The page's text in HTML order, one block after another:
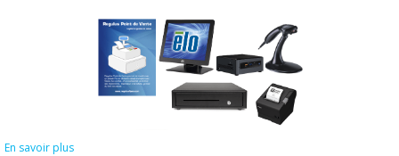
En savoir plus